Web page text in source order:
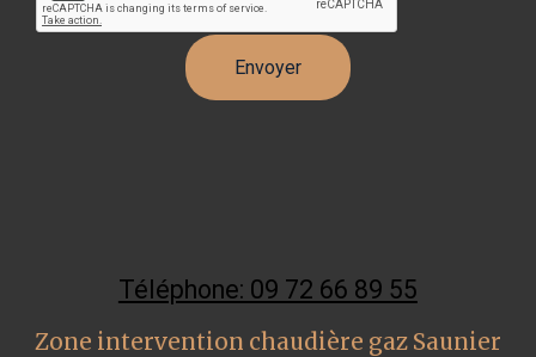
Téléphone: 09 72 66 89 55
Zone intervention chaudière gaz Saunier